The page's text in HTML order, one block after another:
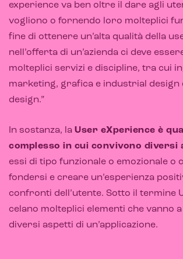
Sistemi di loyalty
Hubspot
Email marketing
Marketing automation
Lead generation e nurturing
Customer segmentation
experience va ben oltre il dare agli
vogliono o fornendo loro molteplici
fine di ottenere un’alta qualità della
nell’offerta di un’azienda ci deve
molteplici servizi e discipline, tra cui
marketing, grafica e industrial design
design.”
In sostanza, la User eXperience è
complesso in cui convivono diversi
essi di tipo funzionale o emozionale o
fondersi e creare un’esperienza
confronti dell’utente. Sotto il termine
celano molteplici elementi che vanno
diversi aspetti di un’applicazione.